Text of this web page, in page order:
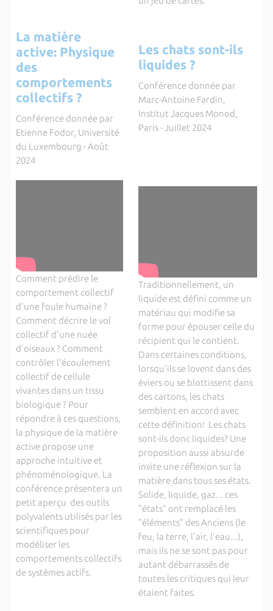
La matière
active: Physique
des
comportements
collectifs ?
Conférence donnée par
Etienne Fodor, Université
du Luxembourg - Août
2024
Les chats sont-ils
liquides ?
Conférence donnée par
Marc-Antoine Fardin,
Institut Jacques Monod,
Paris - Juillet 2024
Comment prédire le
comportement collectif
d'une foule humaine ?
Comment décrire le vol
collectif d'une nuée
d'oiseaux ? Comment
contrôler l'écoulement
collectif de cellule
vivantes dans un tissu
biologique ? Pour
répondre à ces questions,
la physique de la matière
active propose une
approche intuitive et
phénoménologique. La
conférence présentera un
petit aperçu des outils
polyvalents utilisés par les
scientifiques pour
modéliser les
comportements collectifs
de systèmes actifs.
Traditionnellement, un
liquide est défini comme un
matériau qui modifie sa
forme pour épouser celle du
récipient qui le contient.
Dans certaines conditions,
lorsqu'ils se lovent dans des
éviers ou se blottissent dans
des cartons, les chats
semblent en accord avec
cette définition! Les chats
sont-ils donc liquides? Une
proposition aussi absurde
invite une réflexion sur la
matière dans tous ses états.
Solide, liquide, gaz... ces
"états" ont remplacé les
"éléments" des Anciens (le
feu, la terre, l'air, l'eau...),
mais ils ne se sont pas pour
autant débarrassés de
toutes les critiques qui leur
étaient faites.